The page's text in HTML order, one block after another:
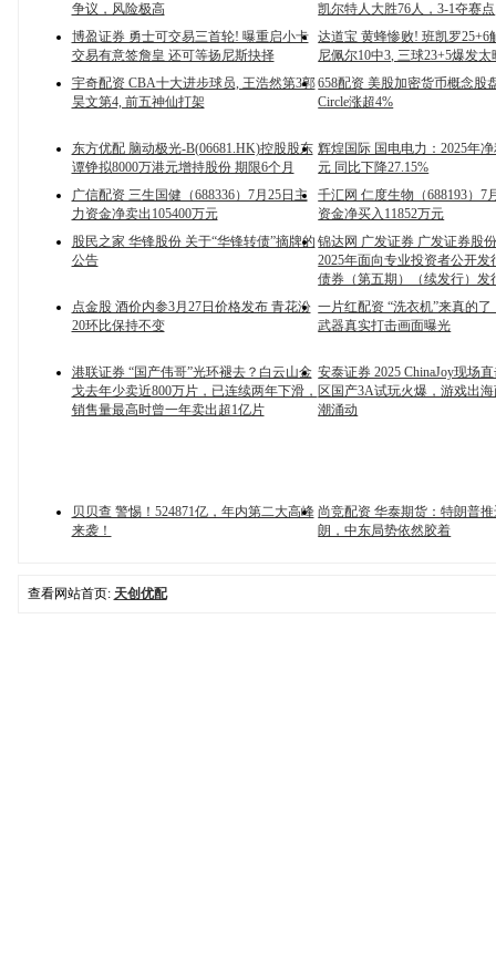
争议，风险极高
凯尔特人大胜76人，3-1夺赛点
博盈证券 勇士可交易三首轮! 曝重启小卡
交易有意签詹皇 还可等扬尼斯抉择
达道宝 黄蜂惨败! 班凯罗25+6
尼佩尔10中3, 三球23+5爆发太
宇奇配资 CBA十大进步球员, 王浩然第3郭
昊文第4, 前五神仙打架
658配资 美股加密货币概念股
Circle涨超4%
东方优配 脑动极光-B(06681.HK)控股股东
谭铮拟8000万港元增持股份 期限6个月
辉煌国际 国电电力：2025年
元 同比下降27.15%
广信配资 三生国健（688336）7月25日主
力资金净卖出105400万元
千汇网 仁度生物（688193）7
资金净买入11852万元
股民之家 华锋股份 关于“华锋转债”摘牌的
公告
锦达网 广发证券 广发证券股
2025年面向专业投资者公开发
债券（第五期）（续发行）发
点金股 酒价内参3月27日价格发布 青花汾
20环比保持不变
一片红配资 “洗衣机”来真的
武器真实打击画面曝光
港联证券 “国产伟哥”光环褪去？白云山金
戈去年少卖近800万片，已连续两年下滑，
销售量最高时曾一年卖出超1亿片
安泰证券 2025 ChinaJoy现场
区国产3A试玩火爆，游戏出
潮涌动
贝贝查 警惕！524871亿，年内第二大高峰
来袭！
尚竞配资 华泰期货：特朗普
朗，中东局势依然胶着
查看网站首页: 天创优配